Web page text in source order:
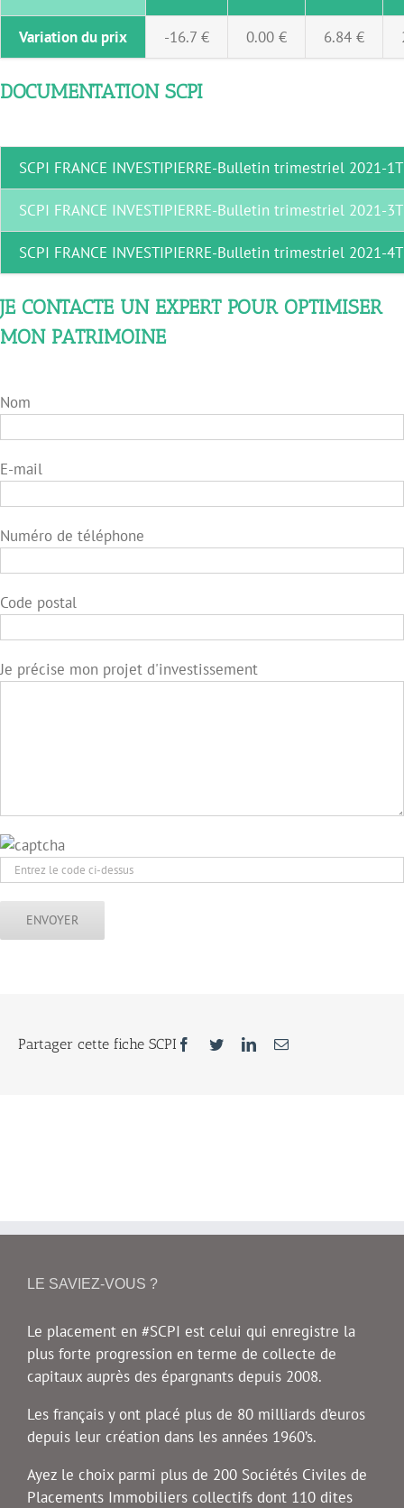
Variation du prix -16.7 € 0.00 € 6.84 €
DOCUMENTATION SCPI
SCPI FRANCE INVESTIPIERRE-Bulletin trimestriel 2021-1T
SCPI FRANCE INVESTIPIERRE-Bulletin trimestriel 2021-3T
SCPI FRANCE INVESTIPIERRE-Bulletin trimestriel 2021-4T
JE CONTACTE UN EXPERT POUR OPTIMISER
MON PATRIMOINE
Nom
E-mail
Numéro de téléphone
Code postal
Je précise mon projet d'investissement
Partager cette fiche SCPI
LE SAVIEZ-VOUS ?
Le placement en #SCPI est celui qui enregistre la
plus forte progression en terme de collecte de
capitaux auprès des épargnants depuis 2008.
Les français y ont placé plus de 80 milliards d’euros
depuis leur création dans les années 1960’s.
Ayez le choix parmi plus de 200 Sociétés Civiles de
Placements Immobiliers collectifs dont 110 dites